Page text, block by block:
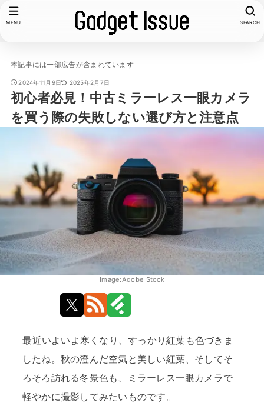
SEARCH
MENU
本記事には一部広告が含まれています
2024年11月9日 2025年2月7日
初心者必見！中古ミラーレス一眼カメラ
を買う際の失敗しない選び方と注意点
Image:Adobe Stock
最近いよいよ寒くなり、すっかり紅葉も色づきま
したね。秋の澄んだ空気と美しい紅葉、そしてそ
ろそろ訪れる冬景色も、ミラーレス一眼カメラで
軽やかに撮影してみたいものです。